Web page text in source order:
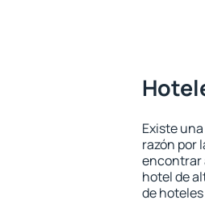
Existe
razón por
encontrar
hotel de
de